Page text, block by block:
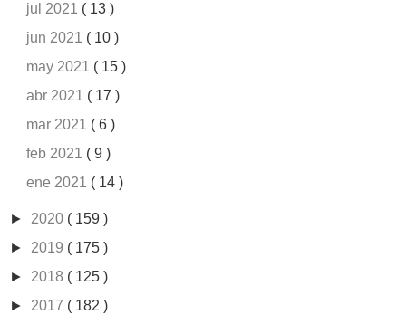
jul 2021 ( 13 )
jun 2021 ( 10 )
may 2021 ( 15 )
abr 2021 ( 17 )
mar 2021 ( 6 )
feb 2021 ( 9 )
ene 2021 ( 14 )
► 2020 ( 159 )
► 2019 ( 175 )
► 2018 ( 125 )
► 2017 ( 182 )